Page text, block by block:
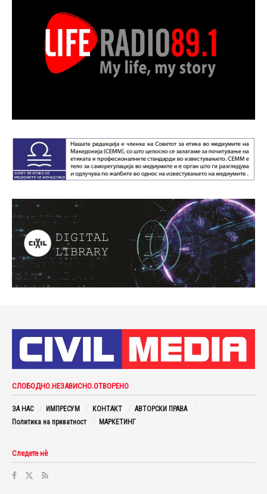
СЛОБОДНО.НЕЗАВИСНО.ОТВОРЕНО
ЗА НАС ИМПРЕСУМ КОНТАКТ
АВТОРСКИ ПРАВА
Политика на приватност
МАРКЕТИНГ
Следете нè